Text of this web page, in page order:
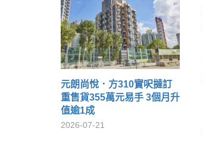
元朗尚悅．方310實呎撻訂
重售貨355萬元易手 3個月升
值逾1成
2026-07-21